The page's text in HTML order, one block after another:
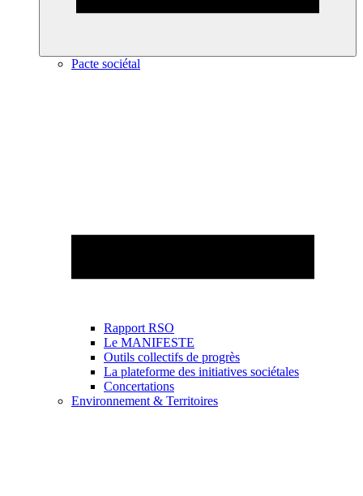
Pacte sociétal
Rapport RSO
Le MANIFESTE
Outils collectifs de progrès
La plateforme des initiatives sociétales
Concertations
Environnement & Territoires